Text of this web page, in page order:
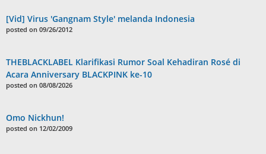
[Vid] Virus 'Gangnam Style' melanda Indonesia
posted on 09/26/2012
THEBLACKLABEL Klarifikasi Rumor Soal Kehadiran Rosé di
Acara Anniversary BLACKPINK ke-10
posted on 08/08/2026
Omo Nickhun!
posted on 12/02/2009